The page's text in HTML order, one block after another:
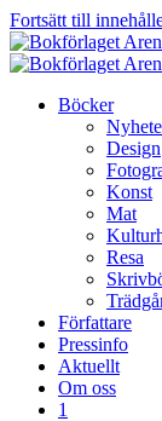
Fortsätt till
Böcker
Design
Konst
Mat
Resa
Författare
Pressinfo
Aktuellt
Om oss
1